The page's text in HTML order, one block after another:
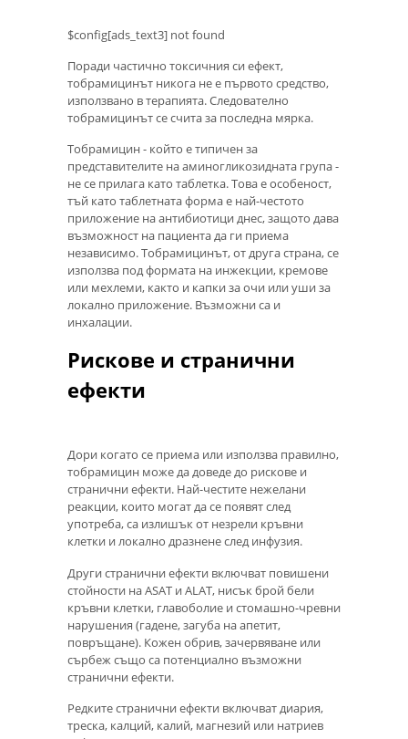
$config[ads_text3] not found
Поради частично токсичния си ефект,
тобрамицинът никога не е първото средство,
използвано в терапията. Следователно
тобрамицинът се счита за последна мярка.
Тобрамицин - който е типичен за
представителите на аминогликозидната група -
не се прилага като таблетка. Това е особеност,
тъй като таблетната форма е най-честото
приложение на антибиотици днес, защото дава
възможност на пациента да ги приема
независимо. Тобрамицинът, от друга страна, се
използва под формата на инжекции, кремове
или мехлеми, както и капки за очи или уши за
локално приложение. Възможни са и
инхалации.
Рискове и странични
ефекти
Дори когато се приема или използва правилно,
тобрамицин може да доведе до рискове и
странични ефекти. Най-честите нежелани
реакции, които могат да се появят след
употреба, са излишък от незрели кръвни
клетки и локално дразнене след инфузия.
Други странични ефекти включват повишени
стойности на ASAT и ALAT, нисък брой бели
кръвни клетки, главоболие и стомашно-чревни
нарушения (гадене, загуба на апетит,
повръщане). Кожен обрив, зачервяване или
сърбеж също са потенциално възможни
странични ефекти.
Редките странични ефекти включват диария,
треска, калций, калий, магнезий или натриев